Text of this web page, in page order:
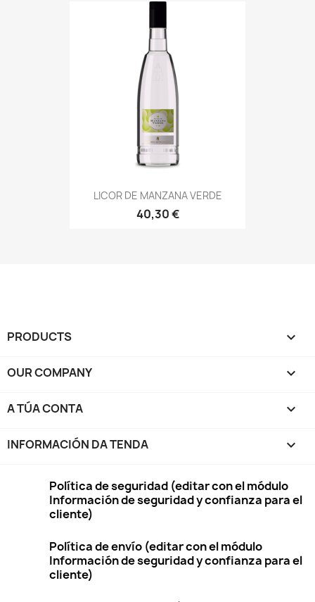
LICOR DE MANZANA VERDE
40,30 €
PRODUCTS 
OUR COMPANY 
A TÚA CONTA 
INFORMACIÓN DA TENDA keyboard_arrow_down
Política de seguridad (editar con el módulo
Información de seguridad y confianza para el
cliente)
Política de envío (editar con el módulo
Información de seguridad y confianza para el
cliente)